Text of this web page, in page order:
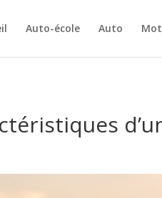
Auto-école Auto